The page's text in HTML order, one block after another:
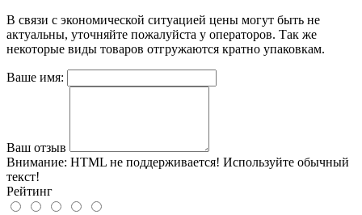
В связи с экономической ситуацией цены могут быть не
актуальны, уточняйте пожалуйста у операторов. Так же
некоторые виды товаров отгружаются кратно упаковкам.
Ваше имя:
Ваш отзыв
Внимание: HTML не поддерживается! Используйте обычный
текст!
Рейтинг